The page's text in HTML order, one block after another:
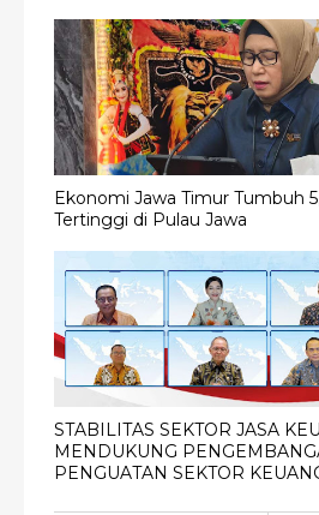
Ekonomi Jawa Timur Tumbuh
Tertinggi di Pulau Jawa
STABILITAS SEKTOR JASA
MENDUKUNG
PENGUATAN SEKTOR